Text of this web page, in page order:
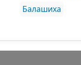
Балашиха